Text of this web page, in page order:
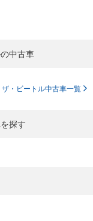
中古車
ザ・ビートル中古車一覧
探す